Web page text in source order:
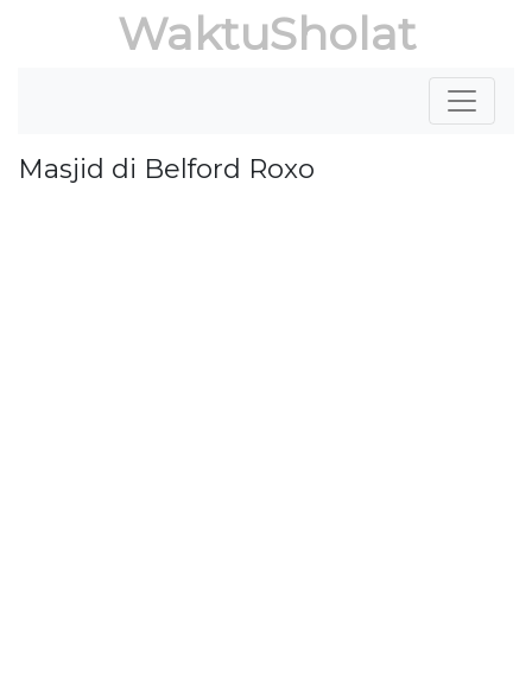
WaktuSholat
Masjid di Belford Roxo